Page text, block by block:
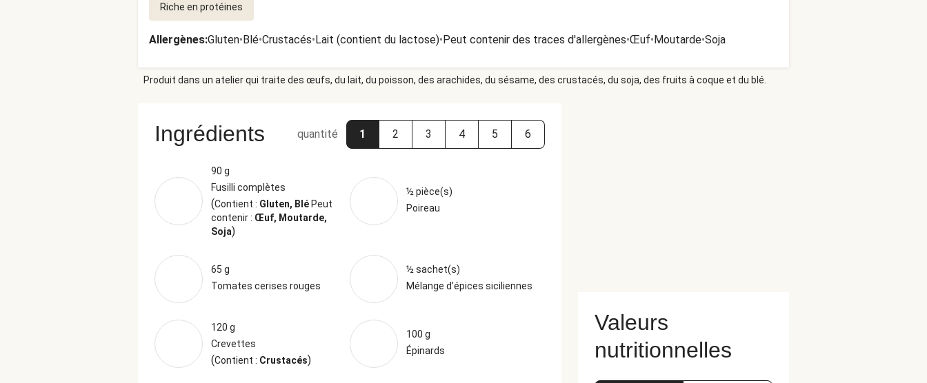
Riche en protéines
Allergènes:Gluten•Blé•Crustacés•Lait (contient du lactose)•Peut contenir des traces d'allergènes•Œuf•Moutarde•Soja
Produit dans un atelier qui traite des œufs, du lait, du poisson, des arachides, du sésame, des crustacés, du soja, des fruits à coque et du blé.
Ingrédients quantité 1 2 3 4 5 6
90 g
Fusilli complètes
(Contient : Gluten, Blé Peut
contenir : Œuf, Moutarde,
Soja)
½ pièce(s)
Poireau
65 g
Tomates cerises rouges
½ sachet(s)
Mélange d’épices siciliennes
120 g
Crevettes
(Contient : Crustacés)
100 g
Épinards
Valeurs
nutritionnelles